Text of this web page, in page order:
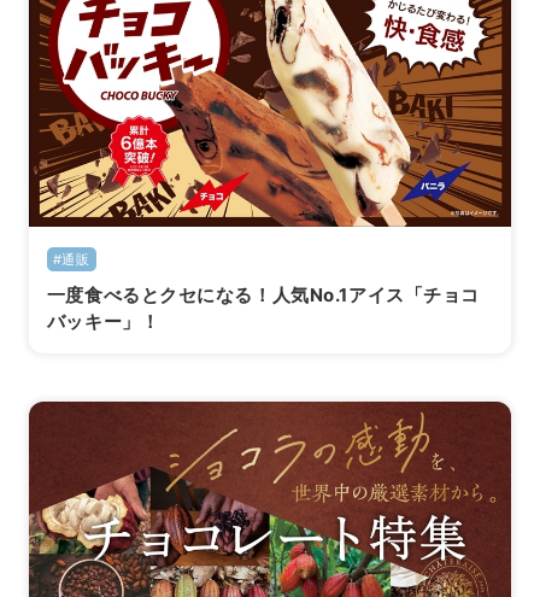
#通販
一度食べるとクセになる！人気No.1アイス「チョコ
バッキー」！